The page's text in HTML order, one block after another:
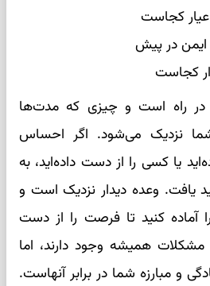
کجاست
در پیش
کجاست
در راه است و چیزی که مدت‌ها
نزدیک می‌شود. اگر احساس
یا کسی را از دست داده‌اید، به
یافت. وعده دیدار نزدیک است و
کنید تا فرصت را از دست
همیشه وجود دارند، اما
و مبارزه شما در برابر آنهاست.